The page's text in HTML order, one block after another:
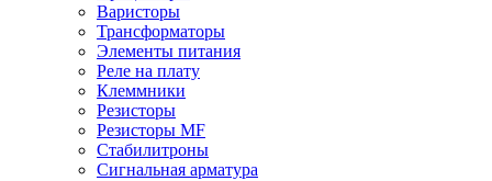
Варисторы
Трансформаторы
Элементы питания
Реле на плату
Клеммники
Резисторы
Резисторы MF
Стабилитроны
Сигнальная арматура